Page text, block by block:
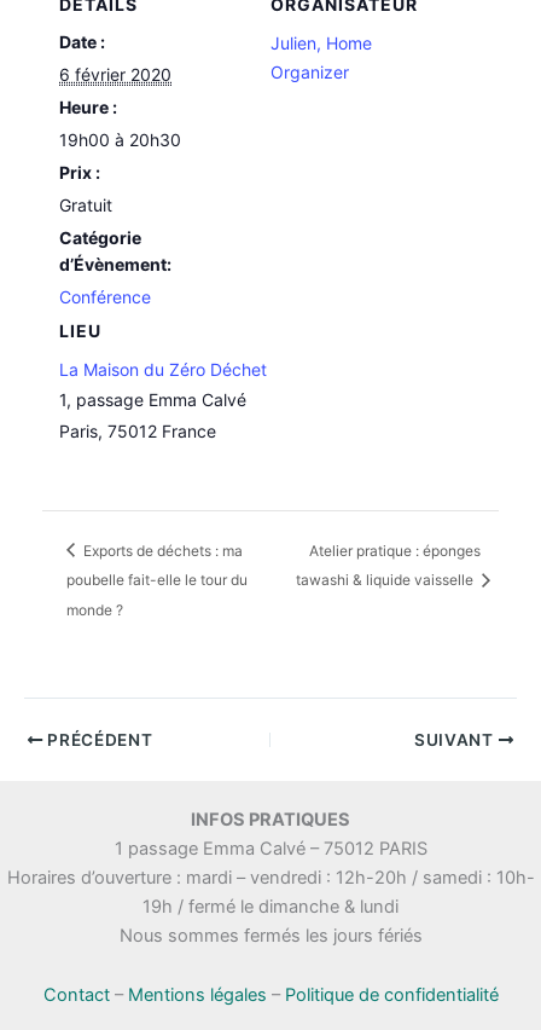
DÉTAILS
Date :
6 février 2020
Heure :
19h00 à 20h30
Prix :
Gratuit
Catégorie
d’Évènement:
Conférence
LIEU
La Maison du Zéro Déchet
1, passage Emma Calvé
Paris, 75012 France
ORGANISATEUR
Julien, Home
Organizer
Exports de déchets : ma
poubelle fait-elle le tour du
monde ?
Atelier pratique : éponges
tawashi & liquide vaisselle
PRÉCÉDENT SUIVANT
INFOS PRATIQUES
1 passage Emma Calvé – 75012 PARIS
Horaires d’ouverture : mardi – vendredi : 12h-20h / samedi : 10h-
19h / fermé le dimanche & lundi
Nous sommes fermés les jours fériés
Contact– Mentions légales – Politique de confidentialité